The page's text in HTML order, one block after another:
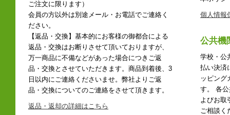
ご注文に限ります）
会員の方以外は別途メール・お電話でご連絡く
ださい。
【返品・交換】基本的にお客様の御都合による
返品・交換はお断りさせて頂いておりますが、
万一商品に不備などがあった場合につきご返
品・交換とさせていただきます。商品到着後、3
日以内にご連絡くださいませ。弊社よりご返
品・交換についてのご連絡をさせて頂きます。
返品・返却の詳細はこちら
個人情報
公共機
学校・公
払い決済
ッピング
す。 各
よびお取
ご相談く